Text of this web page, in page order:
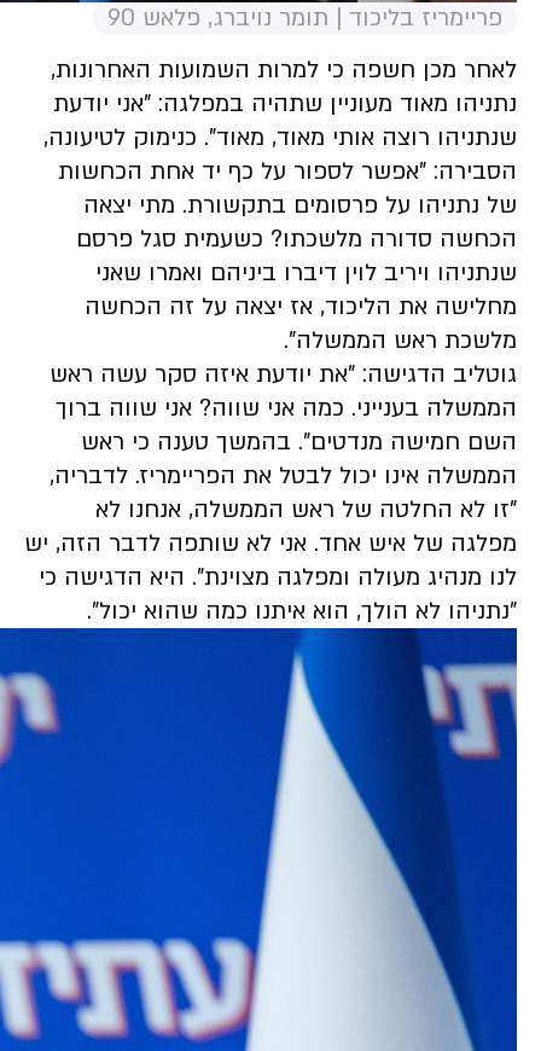
פריימריז בליכוד | תומר נויברג, פלאש 90
לאחר מכן חשפה כי למרות השמועות האחרונות,
נתניהו מאוד מעוניין שתהיה במפלגה: "אני יודעת
שנתניהו רוצה אותי מאוד, מאוד". כנימוק לטיעונה,
הסבירה: "אפשר לספור על כף יד אחת הכחשות
של נתניהו על פרסומים בתקשורת. מתי יצאה
הכחשה סדורה מלשכתו? כשעמית סגל פרסם
שנתניהו ויריב לוין דיברו ביניהם ואמרו שאני
מחלישה את הליכוד, אז יצאה על זה הכחשה
מלשכת ראש הממשלה".
גוטליב הדגישה: "את יודעת איזה סקר עשה ראש
הממשלה בענייני. כמה אני שווה? אני שווה ברוך
השם חמישה מנדטים". בהמשך טענה כי ראש
הממשלה אינו יכול לבטל את הפריימריז. לדבריה,
"זו לא החלטה של ראש הממשלה, אנחנו לא
מפלגה של איש אחד. אני לא שותפה לדבר הזה, יש
לנו מנהיג מעולה ומפלגה מצוינת". היא הדגישה כי
"נתניהו לא הולך, הוא איתנו כמה שהוא יכול".